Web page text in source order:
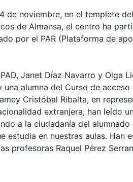
de noviembre, en el templete
de Almansa, el centro ha
por el PAR (Plataforma de
Janet Díaz Navarro y Olga
una alumna del Curso de acceso
Cristóbal Ribalta, en
extranjera, han leído
a la ciudadanía del alumnado
estudia en nuestras aulas. Han
profesoras Raquel Pérez